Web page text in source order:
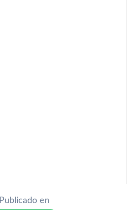
Publicado en